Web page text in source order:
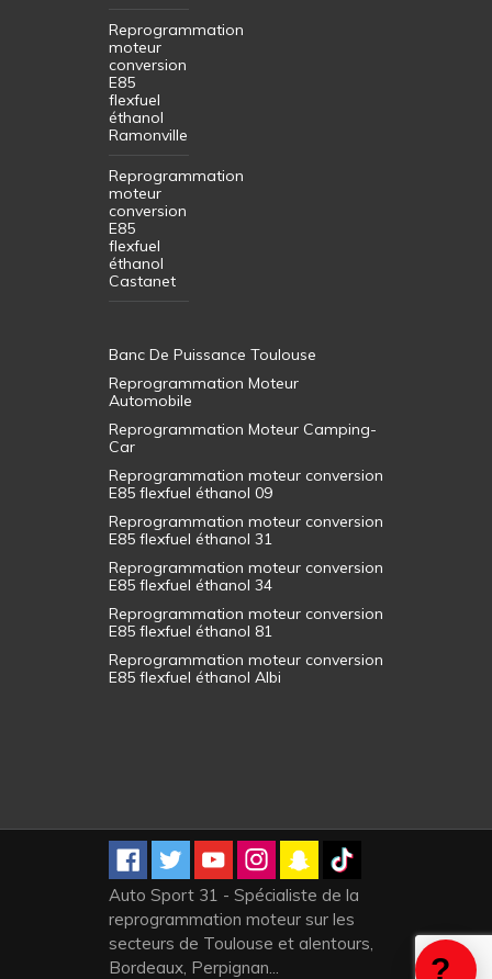
Reprogrammation
moteur
conversion
E85
flexfuel
éthanol
Ramonville
Reprogrammation
moteur
conversion
E85
flexfuel
éthanol
Castanet
Banc De Puissance Toulouse
Reprogrammation Moteur
Automobile
Reprogrammation Moteur Camping-
Car
Reprogrammation moteur conversion
E85 flexfuel éthanol 09
Reprogrammation moteur conversion
E85 flexfuel éthanol 31
Reprogrammation moteur conversion
E85 flexfuel éthanol 34
Reprogrammation moteur conversion
E85 flexfuel éthanol 81
Reprogrammation moteur conversion
E85 flexfuel éthanol Albi
Auto Sport 31 - Spécialiste de la
reprogrammation moteur sur les
secteurs de Toulouse et alentours,
Bordeaux, Perpignan...